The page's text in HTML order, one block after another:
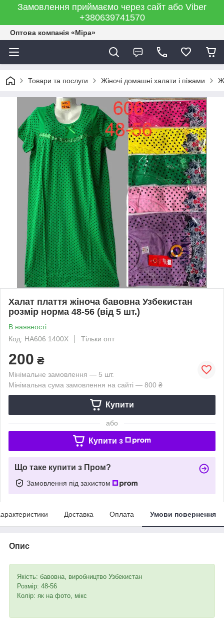
Замовлення приймаємо через сайт або Viber
+380639741570
Оптова компанія «Міра»
Товари та послуги Жіночі домашні халати і піжами
Халат плаття жіноча бавовна Узбекистан
розмір норма 48-56 (від 5 шт.)
В наявності
Код: HA606 1400X
Тільки опт
200 ₴
Мінімальне замовлення — 5 шт.
Мінімальна сума замовлення на сайті — 800 ₴
Купити
або
Купити з
Що таке купити з Пром?
Замовлення під захистом
Доставка Оплата Умови повернення
Опис
Якість: бавовна, виробництво Узбекистан
Розмір: 48-56
Колір: як на фото, мікс